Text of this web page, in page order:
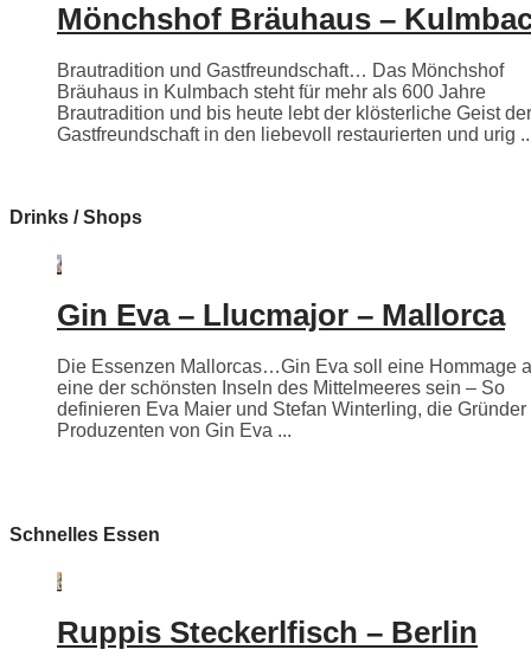
Mönchshof Bräuhaus –
Brautradition und Gastfreundschaft… Das Mönchshof
Bräuhaus in Kulmbach steht für mehr als 600 Jahre
Brautradition und bis heute lebt der klösterliche Geist der
Gastfreundschaft in den liebevoll restaurierten und urig
Drinks / Shops
Gin Eva – Llucmajor – Mallorca
Die Essenzen Mallorcas…Gin Eva soll eine Hommage
eine der schönsten Inseln des Mittelmeeres sein – So
definieren Eva Maier und Stefan Winterling, die Gründer
Produzenten von Gin Eva ...
Schnelles Essen
Ruppis Steckerlfisch – Berlin